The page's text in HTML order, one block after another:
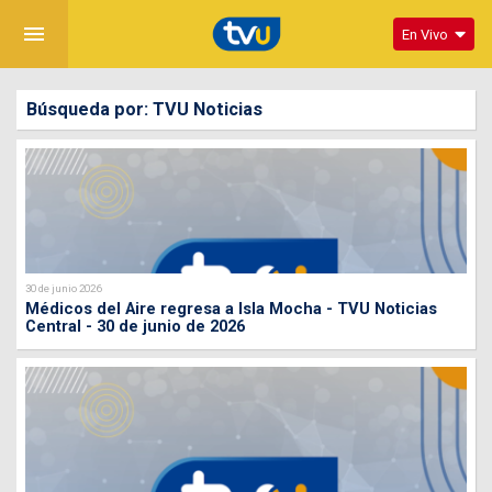
menu En Vivo
Búsqueda por: TVU Noticias
30 de junio 2026
Médicos del Aire regresa a Isla Mocha - TVU Noticias
Central - 30 de junio de 2026